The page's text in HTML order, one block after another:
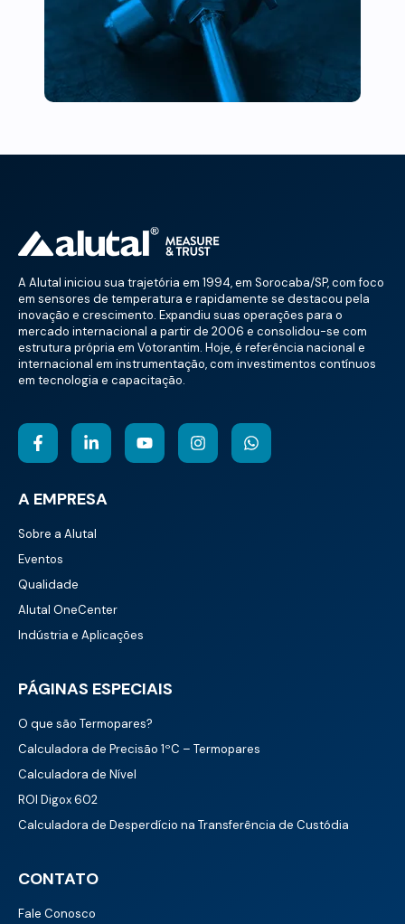
A Alutal iniciou sua trajetória em 1994, em Sorocaba/SP, com foco
em sensores de temperatura e rapidamente se destacou pela
inovação e crescimento. Expandiu suas operações para o
mercado internacional a partir de 2006 e consolidou-se com
estrutura própria em Votorantim. Hoje, é referência nacional e
internacional em instrumentação, com investimentos contínuos
em tecnologia e capacitação.
A EMPRESA
Sobre a Alutal
Eventos
Qualidade
Alutal OneCenter
Indústria e Aplicações
PÁGINAS ESPECIAIS
O que são Termopares?
Calculadora de Precisão 1ºC – Termopares
Calculadora de Nível
ROI Digox 602
Calculadora de Desperdício na Transferência de Custódia
CONTATO
Fale Conosco